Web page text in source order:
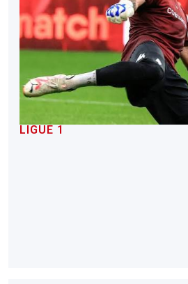
LIGUE 1